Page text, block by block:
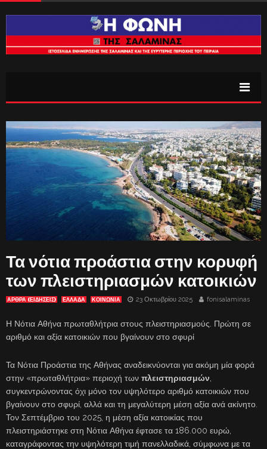
Τα νότια προάστια στην κορυφή
των πλειστηριασμών κατοικιών
ΑΡΘΡΑ (ΕΙΔΗΣΕΙΣ) ΕΛΛΑΔΑ ΚΟΙΝΩΝΙΑ 23 Οκτωβρίου 2025 fonisalaminas
Η Νότια Αθήνα πρωταθλήτρια στους πλειστηριασμούς. Πρώτη σε
αριθμό και αξία κατοικιών που βγαίνουν στο σφυρί
Τα Νότια Προάστια της Αθήνας αναδεικνύονται για ακόμη μία φορά
στην «πρωταθλήτρια» περιοχή των πλειστηριασμών
συγκεντρώνοντας όχι μόνο τον υψηλότερο αριθμό κατοικιών που
βγαίνουν στο σφυρί, αλλά και τη μεγαλύτερη μέση αξία ανά ακίνητο.
Τον Σεπτέμβριο του 2025, η μέση αξία κατοικίας που
πλειστηριάστηκε στη Νότια Αθήνα έφτασε τα 186.000 ευρώ,
καταγράφοντας την υψηλότερη τιμή πανελλαδικά, σύμφωνα με τα